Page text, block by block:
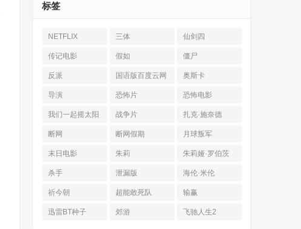
标签
NETFLIX 三体 仙剑四
传记电影 假如 僵尸
反派
国语版百度云网
盘
奥斯卡
导演 恐怖片 恐怖电影
我们一起摇太阳 战争片 扎克·施奈德
断网 断网假期 月球叛军
末日电影 朱莉 朱莉娅·罗伯茨
杀手 泄漏版 海伦·米伦
祈今朝 超能敢死队 输赢
迅雷BT种子 郊游 飞驰人生2